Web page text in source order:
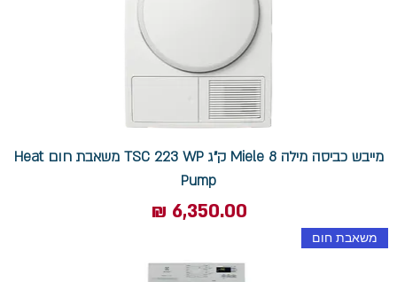
מייבש כביסה מילה Miele 8 ק"ג TSC 223 WP משאבת חום Heat
Pump
מחיר
משאבת חום